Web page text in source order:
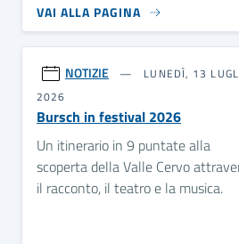
VAI ALLA PAGINA
NOTIZIE
LUNEDÌ, 13
2026
Bursch in festival 2026
Un itinerario in 9 puntate alla
scoperta della Valle Cervo
il racconto, il teatro e la musica.